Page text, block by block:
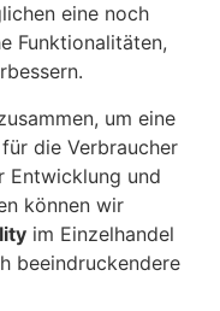
eine noch
Funktionalitäten,
um eine
die Verbraucher
Entwicklung und
können wir
im Einzelhandel
beeindruckendere